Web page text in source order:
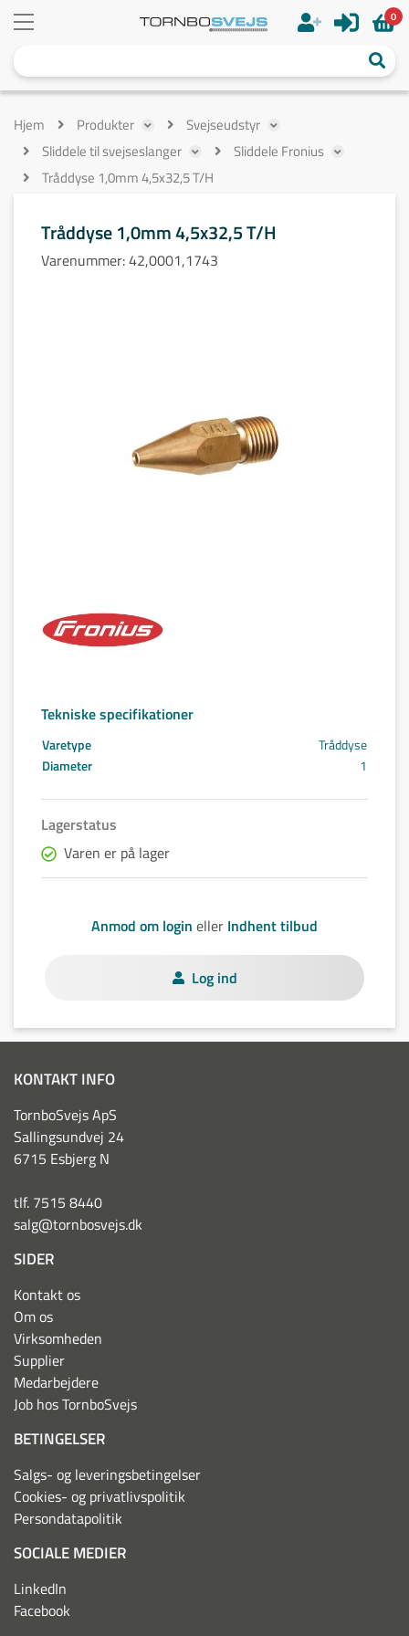
0
Hjem Produkter
Svejseudstyr
Sliddele til svejseslanger
Sliddele Fronius
Tråddyse 1,0mm 4,5x32,5 T/H
Tråddyse 1,0mm 4,5x32,5 T/H
Varenummer:42,0001,1743
Tekniske specifikationer
Varetype
Tråddyse
Diameter
1
Lagerstatus
Varen er på lager
Anmod om login eller Indhent tilbud
Log ind
KONTAKT INFO
TornboSvejs ApS
Sallingsundvej 24
6715 Esbjerg N
tlf. 7515 8440
salg@tornbosvejs.dk
SIDER
Kontakt os
Om os
Virksomheden
Supplier
Medarbejdere
Job hos TornboSvejs
BETINGELSER
Salgs- og leveringsbetingelser
Cookies- og privatlivspolitik
Persondatapolitik
SOCIALE MEDIER
LinkedIn
Facebook